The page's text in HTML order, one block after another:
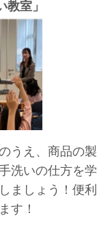
室」
うえ、商品の製
洗いの仕方を学
ましょう！便利
す！